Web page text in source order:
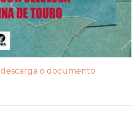
descarga o documento